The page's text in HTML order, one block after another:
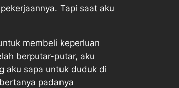
Tapi saat aku
membeli keperluan
berputar-putar, aku
aku sapa untuk duduk di
padanya